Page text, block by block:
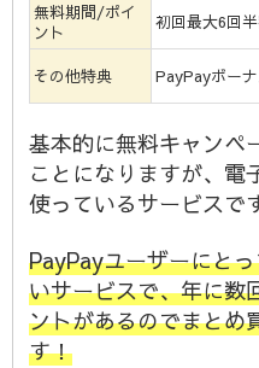
無料期間/ポイ
ント
初回最大6回
その他特典 PayPayボー
基本的に無料キャンペ
ことになりますが、電
使っているサービスで
PayPayユーザーにと
いサービスで、年に数
ントがあるのでまとめ
す！